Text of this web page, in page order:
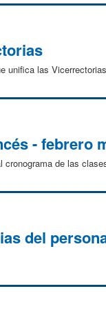
unifica las
- febrero
de las
del